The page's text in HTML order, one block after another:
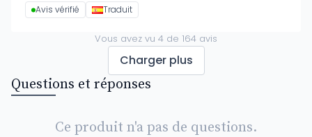
Avis vérifié Traduit
Vous avez vu 4 de 164 avis
Charger plus
Questions et réponses
Ce produit n'a pas de questions.